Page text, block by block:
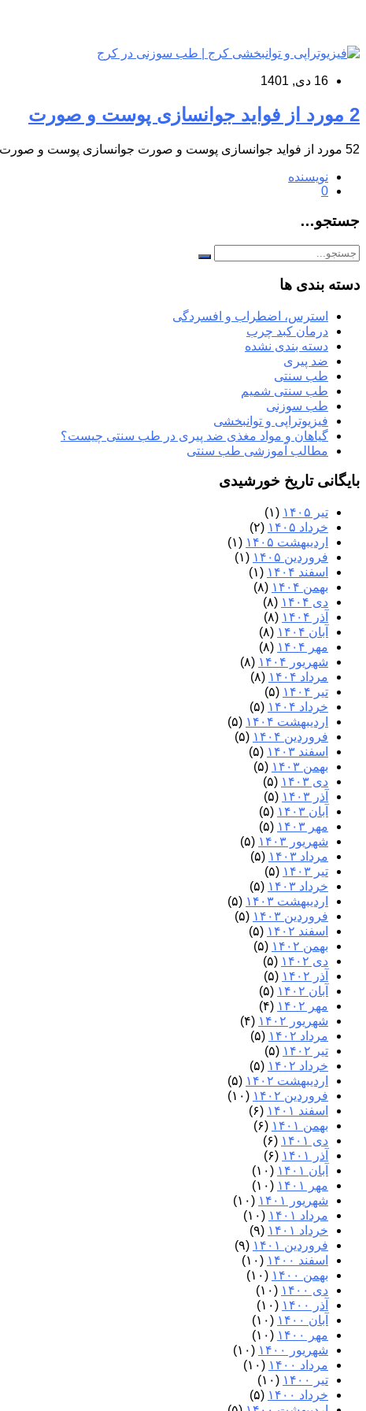
16 دی, 1401
2 مورد از فواید جوانسازی پوست و صورت
52 مورد از فواید جوانسازی پوست و صورت جوانسازی پوست و صورت در کرج جوانسازی پوست یک روش غیرجراحی است…
نویسنده
0
جستجو…
دسته بندی ها
استرس، اضطراب و افسردگی
درمان کبد چرب
دسته بندی نشده
ضد پیری
طب سنتی
طب سنتی شمیم
طب سوزنی
فیزیوتراپی و توانبخشی
گیاهان و مواد مغذی ضد پیری در طب سنتی چیست؟
مطالب آموزشی طب سنتی
بایگانی تاریخ خورشیدی
تیر ۱۴۰۵
(۱)
خرداد ۱۴۰۵
(۲)
اردیبهشت ۱۴۰۵
(۱)
فروردین ۱۴۰۵
(۱)
اسفند ۱۴۰۴
(۱)
بهمن ۱۴۰۴
(۸)
دی ۱۴۰۴
(۸)
آذر ۱۴۰۴
(۸)
آبان ۱۴۰۴
(۸)
مهر ۱۴۰۴
(۸)
شهریور ۱۴۰۴
(۸)
مرداد ۱۴۰۴
(۸)
تیر ۱۴۰۴
(۵)
خرداد ۱۴۰۴
(۵)
اردیبهشت ۱۴۰۴
(۵)
فروردین ۱۴۰۴
(۵)
اسفند ۱۴۰۳
(۵)
بهمن ۱۴۰۳
(۵)
دی ۱۴۰۳
(۵)
آذر ۱۴۰۳
(۵)
آبان ۱۴۰۳
(۵)
مهر ۱۴۰۳
(۵)
شهریور ۱۴۰۳
(۵)
مرداد ۱۴۰۳
(۵)
تیر ۱۴۰۳
(۵)
خرداد ۱۴۰۳
(۵)
اردیبهشت ۱۴۰۳
(۵)
فروردین ۱۴۰۳
(۵)
اسفند ۱۴۰۲
(۵)
بهمن ۱۴۰۲
(۵)
دی ۱۴۰۲
(۵)
آذر ۱۴۰۲
(۵)
آبان ۱۴۰۲
(۵)
مهر ۱۴۰۲
(۴)
شهریور ۱۴۰۲
(۴)
مرداد ۱۴۰۲
(۵)
تیر ۱۴۰۲
(۵)
خرداد ۱۴۰۲
(۵)
اردیبهشت ۱۴۰۲
(۵)
فروردین ۱۴۰۲
(۱۰)
اسفند ۱۴۰۱
(۶)
بهمن ۱۴۰۱
(۶)
دی ۱۴۰۱
(۶)
آذر ۱۴۰۱
(۶)
آبان ۱۴۰۱
(۱۰)
مهر ۱۴۰۱
(۱۰)
شهریور ۱۴۰۱
(۱۰)
مرداد ۱۴۰۱
(۱۰)
خرداد ۱۴۰۱
(۹)
فروردین ۱۴۰۱
(۹)
اسفند ۱۴۰۰
(۱۰)
بهمن ۱۴۰۰
(۱۰)
دی ۱۴۰۰
(۱۰)
آذر ۱۴۰۰
(۱۰)
آبان ۱۴۰۰
(۱۰)
مهر ۱۴۰۰
(۱۰)
شهریور ۱۴۰۰
(۱۰)
مرداد ۱۴۰۰
(۱۰)
تیر ۱۴۰۰
(۱۰)
خرداد ۱۴۰۰
(۵)